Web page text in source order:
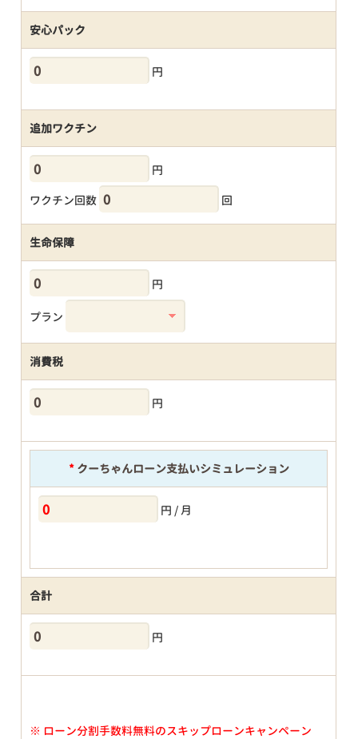
安心パック
円
追加ワクチン
円
ワクチン回数
回
生命保障
円
プラン
消費税
円
*クーちゃんローン支払いシミュレーション
円 / 月
合計
円
※ ローン分割手数料無料のスキップローンキャンペーン